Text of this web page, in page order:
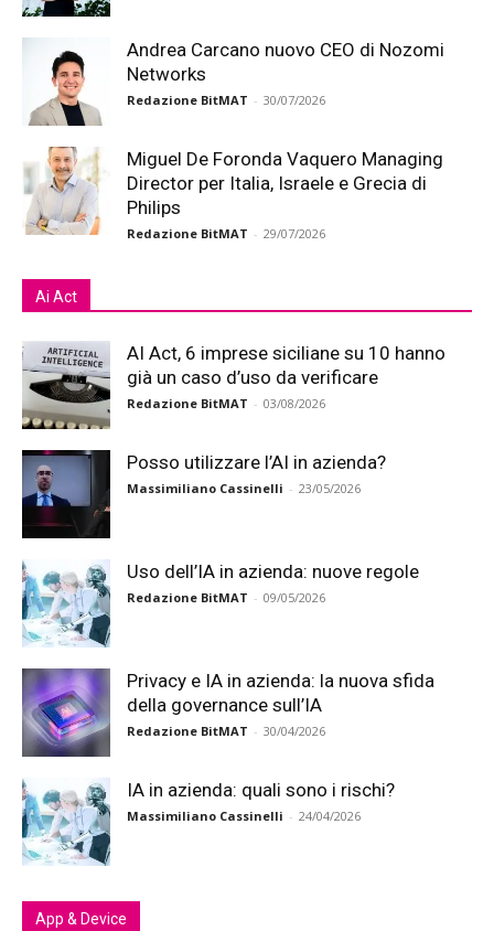
Andrea Carcano nuovo CEO di Nozomi
Networks
Redazione BitMAT - 30/07/2026
Miguel De Foronda Vaquero Managing
Director per Italia, Israele e Grecia di
Philips
Redazione BitMAT - 29/07/2026
Ai Act
AI Act, 6 imprese siciliane su 10 hanno
già un caso d’uso da verificare
Redazione BitMAT - 03/08/2026
Posso utilizzare l’AI in azienda?
Massimiliano Cassinelli - 23/05/2026
Uso dell’IA in azienda: nuove regole
Redazione BitMAT - 09/05/2026
Privacy e IA in azienda: la nuova sfida
della governance sull’IA
Redazione BitMAT - 30/04/2026
IA in azienda: quali sono i rischi?
Massimiliano Cassinelli - 24/04/2026
App & Device